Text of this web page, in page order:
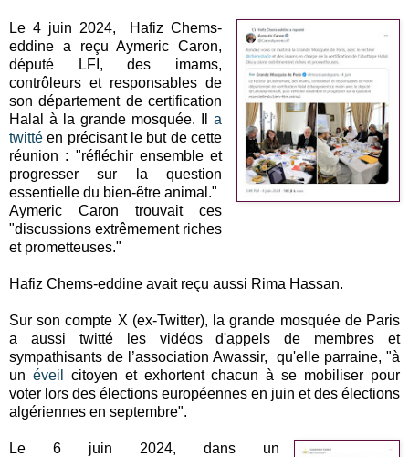
Le 4 juin 2024, Hafiz Chems-
eddine a reçu Aymeric Caron,
député LFI, des imams,
contrôleurs et responsables de
son département de certification
Halal à la grande mosquée. Ila
twitté en précisant le but de cette
réunion : "réfléchir ensemble et
progresser sur la question
essentielle du bien-être animal."
Aymeric Caron trouvait ces
"discussions extrêmement riches
et prometteuses."
Hafiz Chems-eddine avait reçu aussi Rima Hassan.
Sur son compte X (ex-Twitter), la grande mosquée de Paris
a aussi twitté les vidéos d'appels de membres et
sympathisants de l’association Awassir, qu'elle parraine, "à
un éveil
citoyen et exhortent chacun à se mobiliser pour
voter lors des élections européennes en juin et des élections
algériennes en septembre".
Le 6 juin 2024, dans un